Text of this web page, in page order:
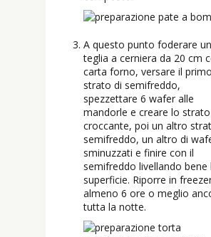
A questo punto foderare
teglia a cerniera da 20 cm
carta forno, versare il primo
strato di semifreddo,
spezzettare 6 wafer alle
mandorle e creare lo strato
croccante, poi un altro
semifreddo, un altro di
sminuzzati e finire con il
semifreddo livellando bene
superficie. Riporre in
almeno 6 ore o meglio
tutta la notte.